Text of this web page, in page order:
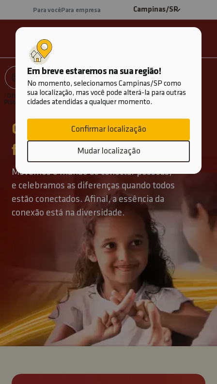
Campinas/SP
Em breve estaremos na sua região!
No momento, selecionamos Campinas/SP como
sua localização, mas você pode alterá-la para outras
cidades atendidas a qualquer momento.
Confirmar localização
Mudar localização
Para vocêPara empresa
ÁREA DO CLIENTE
PRODUTOS E SERVIÇOS
PLANOS GIGA
2ª via do boleto
Trabalhe conosco
Oferta
Principal
Assine pelo
WhatsApp
Plano fibra
+ celular
2ª via do
boleto
Planos
Premium
Plano
Conectando pessoas de
forma inclusiva
Movemos o mundo ao conectar pessoas,
e celebramos as diferenças quando todos
estão conectados. Afinal, a essência da
conexão está na diversidade.